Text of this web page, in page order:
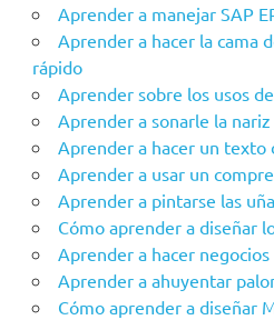
Aprender a manejar SAP
Aprender a hacer la cama
rápido
Aprender sobre los usos
Aprender a sonarle la
Aprender a hacer un texto
Aprender a usar un
Aprender a pintarse las
Cómo aprender a diseñar
Aprender a hacer
Aprender a ahuyentar
Cómo aprender a diseñar